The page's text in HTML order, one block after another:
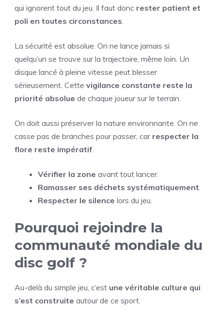
qui ignorent tout du jeu. Il faut donc rester patient et
poli en toutes circonstances
La sécurité est absolue. On ne lance jamais si
quelqu’un se trouve sur la trajectoire, même loin. Un
disque lancé à pleine vitesse peut blesser
sérieusement. Cette vigilance constante reste la
priorité absolue de chaque joueur sur le terrain.
On doit aussi préserver la nature environnante. On ne
casse pas de branches pour passer, car respecter la
flore reste impératif
Vérifier la zone avant tout lancer.
Ramasser ses déchets systématiquement
Respecter le silence lors du jeu.
Pourquoi rejoindre la
communauté mondiale du
disc golf ?
Au-delà du simple jeu, c’est une véritable culture qui
s’est construite autour de ce sport.